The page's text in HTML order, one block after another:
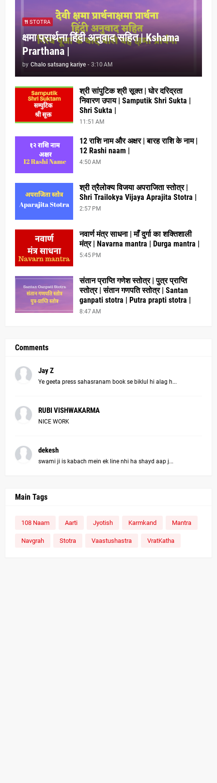
STOTRA
क्षमा प्रार्थना हिंदी अनुवाद सहित | Kshama
Prarthana |
by Chalo satsang kariye - 3:10 AM
श्री सांपुटिक श्री सूक्त | घोर दरिद्रता
निवारण उपाय | Samputik Shri Sukta |
Shri Sukta |
11:51 AM
12 राशि नाम और अक्षर | बारह राशि के नाम |
12 Rashi naam |
4:50 AM
श्री त्रैलोक्य विजया अपराजिता स्तोत्र |
Shri Trailokya Vijaya Aprajita Stotra |
2:57 PM
नवार्ण मंत्र साधना | माँ दुर्गा का शक्तिशाली
मंत्र | Navarna mantra | Durga mantra |
5:45 PM
संतान प्राप्ति गणेश स्तोत्र | पुत्र प्राप्ति
स्तोत्र | संतान गणपति स्तोत्र | Santan
ganpati stotra | Putra prapti stotra |
8:47 AM
Comments
Jay Z
Ye geeta press sahasranam book se biklul hi alag h...
RUBI VISHWAKARMA
NICE WORK
dekesh
swami ji is kabach mein ek line nhi ha shayd aap j...
Main Tags
108 Naam Aarti Jyotish Karmkand Mantra
Navgrah Stotra Vaastushastra VratKatha